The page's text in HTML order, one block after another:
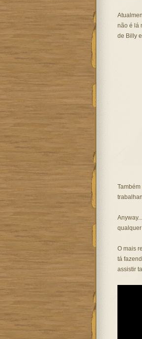
não é lá
de Billy
O mais
tá
assistir